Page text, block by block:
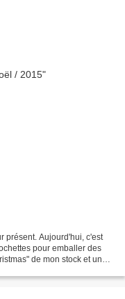
présent. Aujourd'hui, c'est
pour emballer des
de mon stock et un